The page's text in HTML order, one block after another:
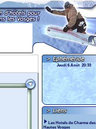
Jeudi 6 Août 20:33
Les Hotels de Charme des
Hautes Vosges